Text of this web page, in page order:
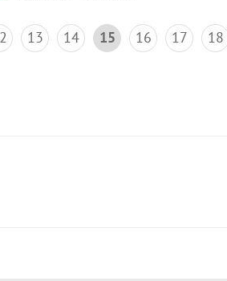
13 14 15 16 17 18